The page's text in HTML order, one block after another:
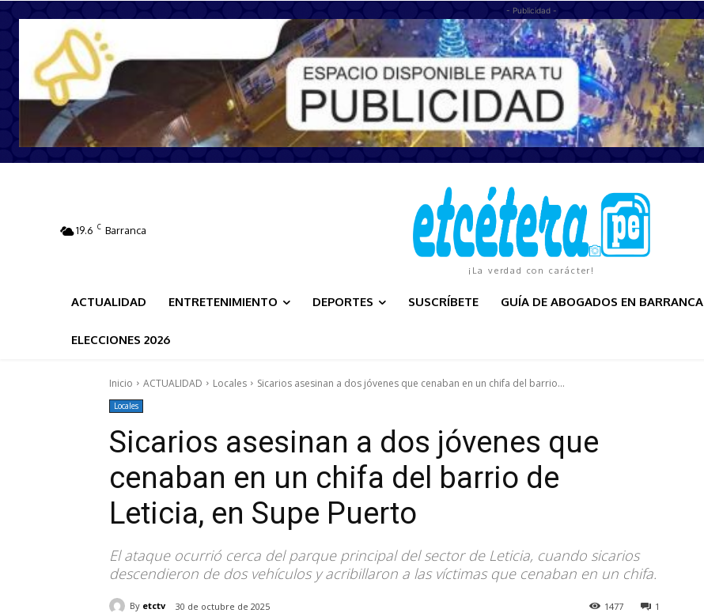
- Publicidad -
19.6 C Barranca
¡La verdad con carácter!
ACTUALIDAD ENTRETENIMIENTO DEPORTES SUSCRÍBETE GUÍA DE ABOGADOS EN BARRANCA
ELECCIONES 2026
Inicio ACTUALIDAD Locales Sicarios asesinan a dos jóvenes que cenaban en un chifa del barrio...
Locales
Sicarios asesinan a dos jóvenes que
cenaban en un chifa del barrio de
Leticia, en Supe Puerto
El ataque ocurrió cerca del parque principal del sector de Leticia, cuando sicarios
descendieron de dos vehículos y acribillaron a las víctimas que cenaban en un chifa.
By etctv 30 de octubre de 2025 1
1477